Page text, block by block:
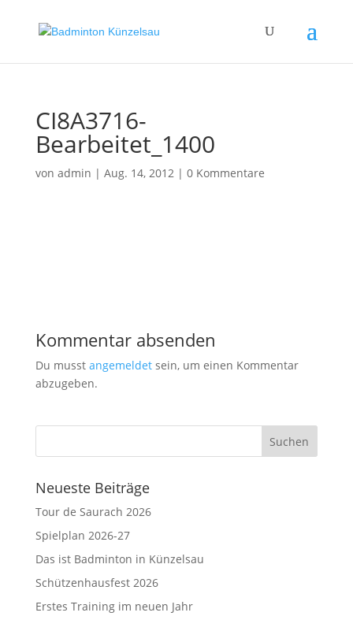
CI8A3716-
Bearbeitet_1400
von admin | Aug. 14, 2012| 0 Kommentare
Kommentar absenden
Du musst angemeldetsein, um einen Kommentar
abzugeben.
Neueste Beiträge
Tour de Saurach 2026
Spielplan 2026-27
Das ist Badminton in Künzelsau
Schützenhausfest 2026
Erstes Training im neuen Jahr